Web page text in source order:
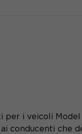
i veicoli
conducenti che